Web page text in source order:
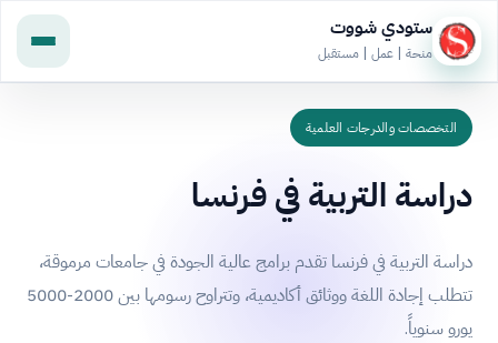
ستودي شووت
منحة | عمل | مستقبل
التخصصات والدرجات العلمية
دراسة التربية في فرنسا
دراسة التربية في فرنسا تقدم برامج عالية الجودة في جامعات مرموقة،
تتطلب إجادة اللغة ووثائق أكاديمية، وتتراوح رسومها بين 2000-5000
يورو سنوياً.